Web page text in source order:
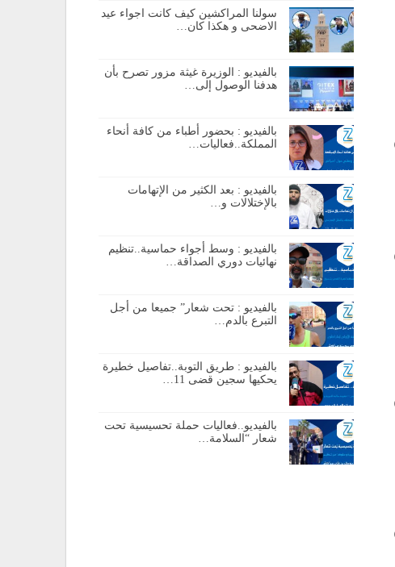
سولنا المراكشين كيف كانت اجواء عيد
الاضحى و هكذا كان…
بالفيديو : الوزيرة غيثة مزور تصرح بأن
هدفنا الوصول إلى…
بالفيديو : بحضور أطباء من كافة أنحاء
المملكة..فعاليات…
بالفيديو : بعد الكثير من الإتهامات
بالإختلالات و…
بالفيديو : وسط أجواء حماسية..تنظيم
نهائيات دوري الصداقة…
بالفيديو : تحت شعار” جميعا من أجل
التبرع بالدم…
بالفيديو : طريق التوبة..تفاصيل خطيرة
يحكيها سجين قضى 11…
بالفيديو..فعاليات حملة تحسيسية تحت
شعار “السلامة…